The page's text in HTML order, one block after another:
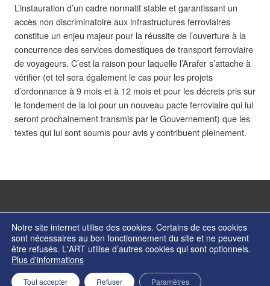
L’instauration d’un cadre normatif stable et garantissant un
accès non discriminatoire aux infrastructures ferroviaires
constitue un enjeu majeur pour la réussite de l’ouverture à la
concurrence des services domestiques de transport ferroviaire
de voyageurs. C’est la raison pour laquelle l’Arafer s’attache à
vérifier (et tel sera également le cas pour les projets
d’ordonnance à 9 mois et à 12 mois et pour les décrets pris sur
le fondement de la loi pour un nouveau pacte ferroviaire qui lui
seront prochainement transmis par le Gouvernement) que les
textes qui lui sont soumis pour avis y contribuent pleinement.
© Copyright 2026 - Autorité de régulation des transports - ISSN 2274-2123
Retour en haut de page
Notre site internet utilise des cookies. Certains de ces cookies
sont nécessaires au bon fonctionnement du site et ne peuvent
être refusés. L'ART utilise d’autres cookies qui sont optionnels.
Plus d'informations
Tout accepter Refuser Paramètres